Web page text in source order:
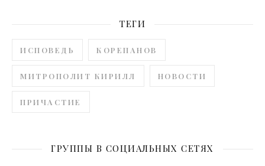
ТЕГИ
ИСПОВЕДЬ КОРЕПАНОВ
МИТРОПОЛИТ КИРИЛЛ НОВОСТИ
ПРИЧАСТИЕ
ГРУППЫ В СОЦИАЛЬНЫХ СЕТЯХ